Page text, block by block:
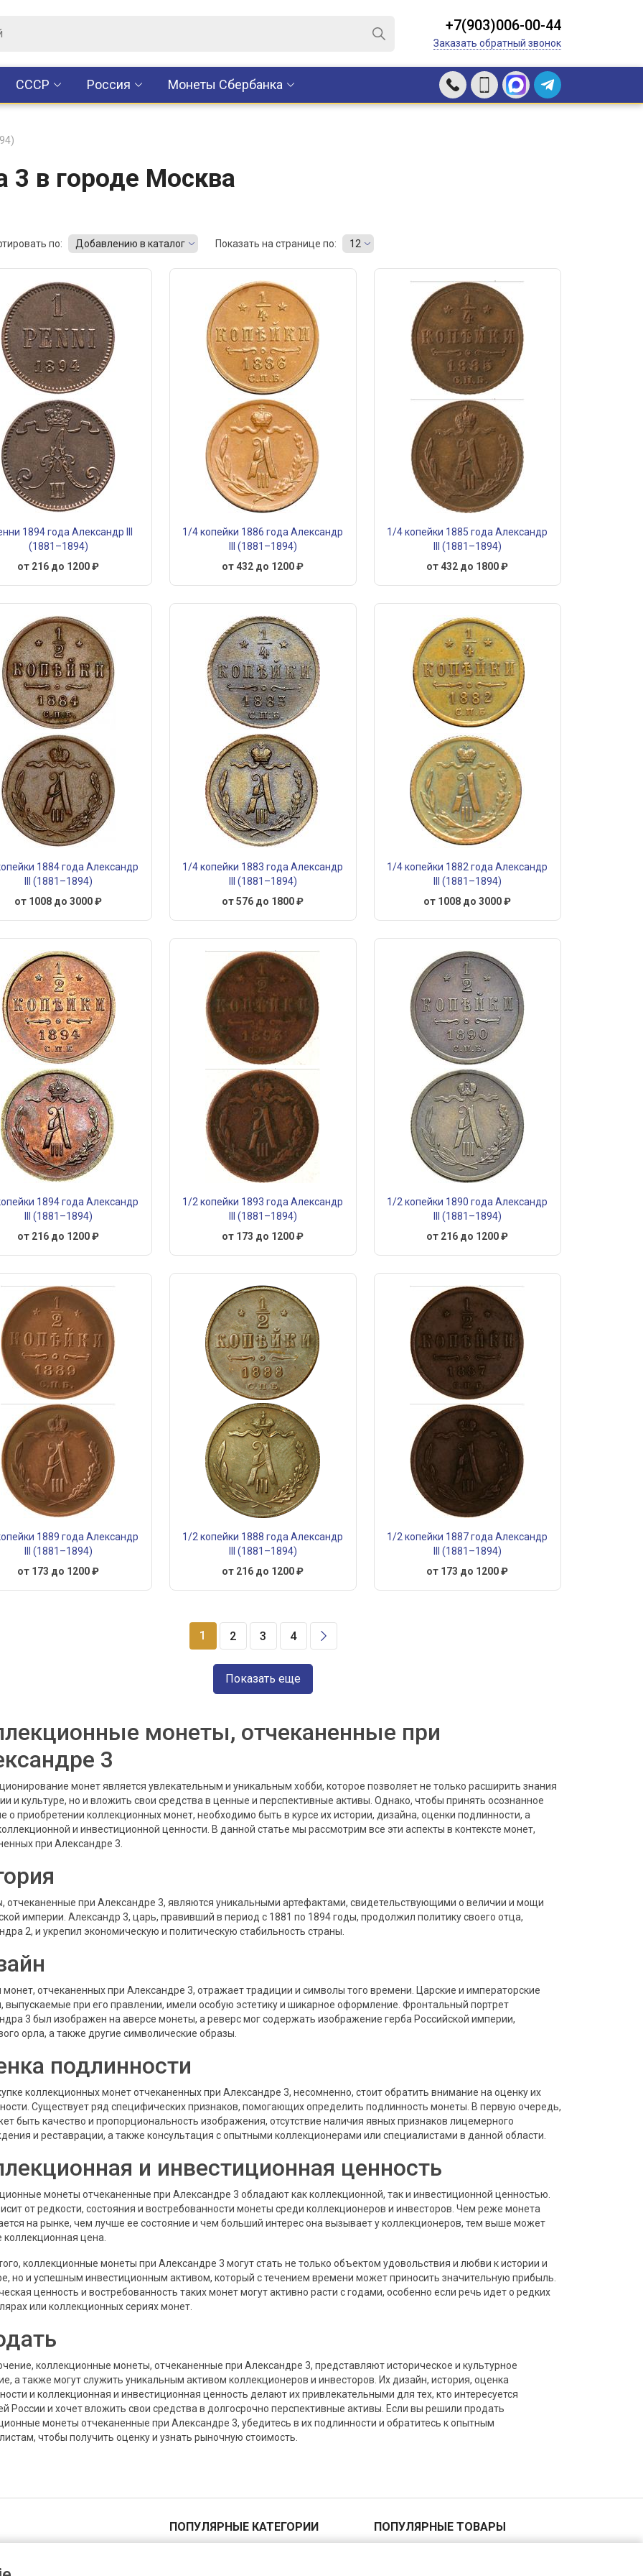
+7(903)006-00-44
Заказать обратный звонок
CCCР Россия Монеты Сбербанка
в городе Москва
по: Добавлению в каталог Показать на странице по: 12
1894 года Александр III
(1881–1894)
от 216 до 1200 ₽
1/4 копейки 1886 года Александр
III (1881–1894)
от 432 до 1200 ₽
1/4 копейки 1885 года Александр
III (1881–1894)
от 432 до 1800 ₽
1884 года Александр
III (1881–1894)
от 1008 до 3000 ₽
1/4 копейки 1883 года Александр
III (1881–1894)
от 576 до 1800 ₽
1/4 копейки 1882 года Александр
III (1881–1894)
от 1008 до 3000 ₽
1894 года Александр
III (1881–1894)
от 216 до 1200 ₽
1/2 копейки 1893 года Александр
III (1881–1894)
от 173 до 1200 ₽
1/2 копейки 1890 года Александр
III (1881–1894)
от 216 до 1200 ₽
1889 года Александр
III (1881–1894)
от 173 до 1200 ₽
1/2 копейки 1888 года Александр
III (1881–1894)
от 216 до 1200 ₽
1/2 копейки 1887 года Александр
III (1881–1894)
от 173 до 1200 ₽
1 2 3 4
Показать еще
монеты, отчеканенные при
3
монет является увлекательным и уникальным хобби, которое позволяет не только расширить знания
и культуре, но и вложить свои средства в ценные и перспективные активы. Однако, чтобы принять осознанное
о приобретении коллекционных монет, необходимо быть в курсе их истории, дизайна, оценки подлинности, а
и инвестиционной ценности. В данной статье мы рассмотрим все эти аспекты в контексте монет,
при Александре 3.
отчеканенные при Александре 3, являются уникальными артефактами, свидетельствующими о величии и мощи
империи. Александр 3, царь, правивший в период с 1881 по 1894 годы, продолжил политику своего отца,
2, и укрепил экономическую и политическую стабильность страны.
отчеканенных при Александре 3, отражает традиции и символы того времени. Царские и императорские
выпускаемые при его правлении, имели особую эстетику и шикарное оформление. Фронтальный портрет
3 был изображен на аверсе монеты, а реверс мог содержать изображение герба Российской империи,
орла, а также другие символические образы.
подлинности
коллекционных монет отчеканенных при Александре 3, несомненно, стоит обратить внимание на оценку их
Существует ряд специфических признаков, помогающих определить подлинность монеты. В первую очередь,
быть качество и пропорциональность изображения, отсутствие наличия явных признаков лицемерного
и реставрации, а также консультация с опытными коллекционерами или специалистами в данной области.
и инвестиционная ценность
монеты отчеканенные при Александре 3 обладают как коллекционной, так и инвестиционной ценностью.
от редкости, состояния и востребованности монеты среди коллекционеров и инвесторов. Чем реже монета
на рынке, чем лучше ее состояние и чем больший интерес она вызывает у коллекционеров, тем выше может
коллекционная цена.
коллекционные монеты при Александре 3 могут стать не только объектом удовольствия и любви к истории и
но и успешным инвестиционным активом, который с течением времени может приносить значительную прибыль.
ценность и востребованность таких монет могут активно расти с годами, особенно если речь идет о редких
или коллекционных сериях монет.
коллекционные монеты, отчеканенные при Александре 3, представляют историческое и культурное
а также могут служить уникальным активом коллекционеров и инвесторов. Их дизайн, история, оценка
и коллекционная и инвестиционная ценность делают их привлекательными для тех, кто интересуется
России и хочет вложить свои средства в долгосрочно перспективные активы. Если вы решили продать
монеты отчеканенные при Александре 3, убедитесь в их подлинности и обратитесь к опытным
чтобы получить оценку и узнать рыночную стоимость.
ПОПУЛЯРНЫЕ КАТЕГОРИИ ПОПУЛЯРНЫЕ ТОВАРЫ